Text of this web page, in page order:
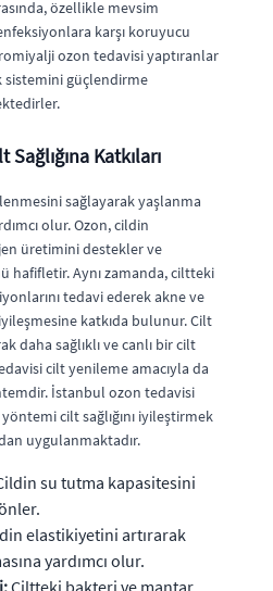
özellikle mevsim
karşı koruyucu
ozon tedavisi yaptıranlar
sistemini güçlendirme
Katkıları
sağlayarak yaşlanma
olur. Ozon, cildin
üretimini destekler ve
hafifletir. Aynı zamanda, ciltteki
tedavi ederek akne ve
katkıda bulunur. Cilt
daha sağlıklı ve canlı bir cilt
cilt yenileme amacıyla da
İstanbul ozon tedavisi
cilt sağlığını iyileştirmek
uygulanmaktadır.
su tutma kapasitesini
elastikiyetini artırarak
yardımcı olur.
Ciltteki bakteri ve mantar